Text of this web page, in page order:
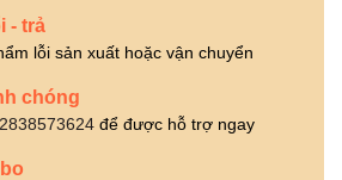
- trả
lỗi sản xuất hoặc vận chuyển
chóng
để được hỗ trợ ngay